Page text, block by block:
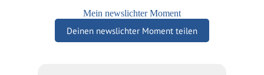
Mein newslichter Moment
Deinen newslichter Moment teilen